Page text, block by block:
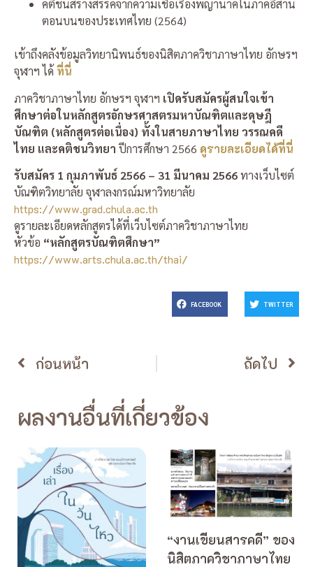
คติชนสร้างสรรค์จากความเชื่อเรื่องพญานาคในภาคอีสาน
ตอนบนของประเทศไทย (2564)
เข้าถึงคลังข้อมูลวิทยานิพนธ์ของนิสิตภาควิชาภาษาไทย อักษรฯ
จุฬาฯ ได้ ที่นี่
ภาควิชาภาษาไทย อักษรฯ จุฬาฯ เปิดรับสมัครผู้สนใจเข้า
ศึกษาต่อในหลักสูตรอักษรศาสตรมหาบัณฑิตและดุษฎี
บัณฑิต (หลักสูตรต่อเนื่อง) ทั้งในสายภาษาไทย วรรณคดี
ไทย และคติชนวิทยาปีการศึกษา 2566 ดูรายละเอียดได้ที่นี่
รับสมัคร 1 กุมภาพันธ์ 2566 – 31 มีนาคม 2566ทางเว็บไซต์
บัณฑิตวิทยาลัย จุฬาลงกรณ์มหาวิทยาลัย
https://www.grad.chula.ac.th
ดูรายละเอียดหลักสูตรได้ที่เว็บไซต์ภาควิชาภาษาไทย
หัวข้อ “หลักสูตรบัณฑิตศึกษา”
https://www.arts.chula.ac.th/thai/
FACEBOOK TWITTER
ก่อนหน้า ถัดไป
ผลงานอื่นที่เกี่ยวข้อง
“งานเขียนสารคดี” ของ
นิสิตภาควิชาภาษาไทย